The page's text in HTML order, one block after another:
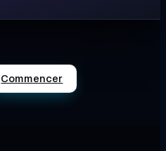
Commencer